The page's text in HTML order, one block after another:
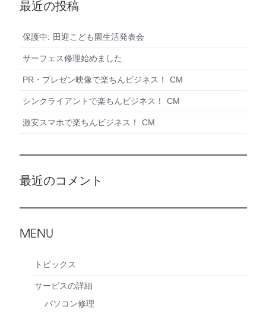
最近の投稿
保護中: 田迎こども園生活発表会
サーフェス修理始めました
PR・プレゼン映像で楽ちんビジネス！ CM
シンクライアントで楽ちんビジネス！ CM
激安スマホで楽ちんビジネス！ CM
最近のコメント
MENU
トピックス
サービスの詳細
パソコン修理